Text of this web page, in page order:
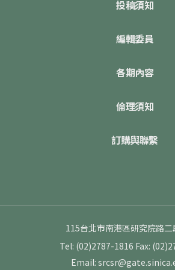
投稿須知
編輯委員
各期內容
倫理須知
訂購與聯繫
115台北市南港區研究院路
Tel: (02)2787-1816 Fax:
Email: